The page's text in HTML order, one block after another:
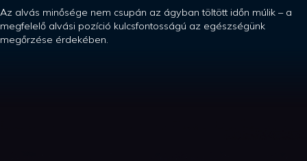
Az alvás minősége nem csupán az ágyban töltött időn múlik – a
megfelelő alvási pozíció kulcsfontosságú az egészségünk
megőrzése érdekében.